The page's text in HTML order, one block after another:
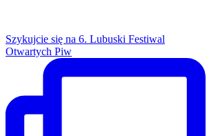
Szykujcie się na 6. Lubuski Festiwal
Otwartych Piw